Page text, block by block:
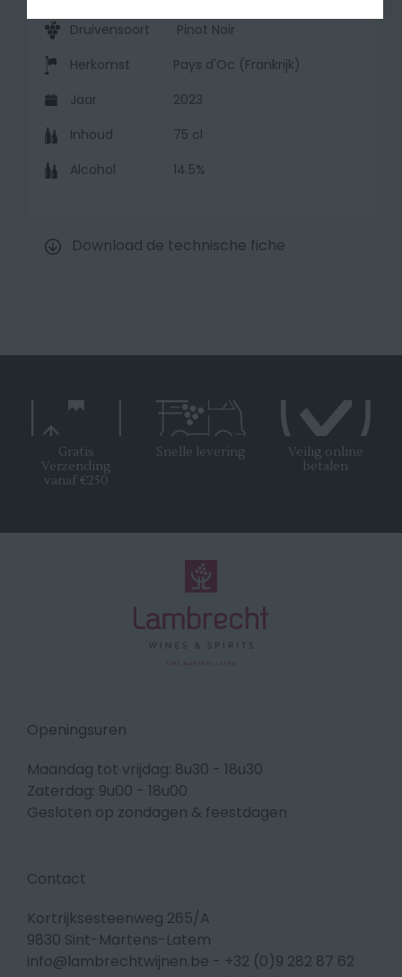
Druivensoort
Pinot Noir
Herkomst
Pays d'Oc (Frankrijk)
Jaar
2023
Inhoud
75 cl
Alcohol
14.5%
Download de technische fiche
Gratis
Verzending
vanaf €250
Snelle levering
Veilig online
betalen
Openingsuren
Maandag tot vrijdag: 8u30 - 18u30
Zaterdag: 9u00 - 18u00
Gesloten op zondagen & feestdagen
Contact
Kortrijksesteenweg 265/A
9830 Sint-Martens-Latem
info@lambrechtwijnen.be - +32 (0)9 282 87 62